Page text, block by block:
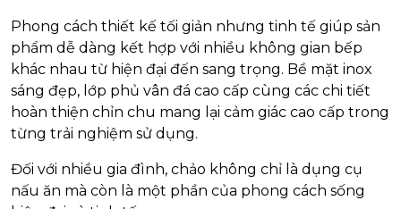
Phong cách thiết kế tối giản nhưng tinh tế giúp sản
phẩm dễ dàng kết hợp với nhiều không gian bếp
khác nhau từ hiện đại đến sang trọng. Bề mặt inox
sáng đẹp, lớp phủ vân đá cao cấp cùng các chi tiết
hoàn thiện chỉn chu mang lại cảm giác cao cấp trong
từng trải nghiệm sử dụng.
Đối với nhiều gia đình, chảo không chỉ là dụng cụ
nấu ăn mà còn là một phần của phong cách sống